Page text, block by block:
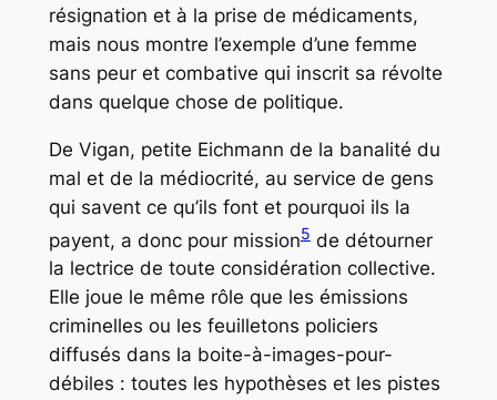
résignation et à la prise de médicaments,
mais nous montre l’exemple d’une femme
sans peur et combative qui inscrit sa révolte
dans quelque chose de politique.
De Vigan, petite Eichmann de la banalité du
mal et de la médiocrité, au service de gens
qui savent ce qu’ils font et pourquoi ils la
payent, a donc pour mission5de détourner
la lectrice de toute considération collective.
Elle joue le même rôle que les émissions
criminelles ou les feuilletons policiers
diffusés dans la boite-à-images-pour-
débiles : toutes les hypothèses et les pistes